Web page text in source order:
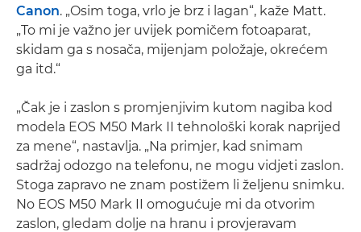
Canon. „Osim toga, vrlo je brz i lagan“, kaže Matt.
„To mi je važno jer uvijek pomičem fotoaparat,
skidam ga s nosača, mijenjam položaje, okrećem
ga itd.“
„Čak je i zaslon s promjenjivim kutom nagiba kod
modela EOS M50 Mark II tehnološki korak naprijed
za mene“, nastavlja. „Na primjer, kad snimam
sadržaj odozgo na telefonu, ne mogu vidjeti zaslon.
Stoga zapravo ne znam postižem li željenu snimku.
No EOS M50 Mark II omogućuje mi da otvorim
zaslon, gledam dolje na hranu i provjeravam